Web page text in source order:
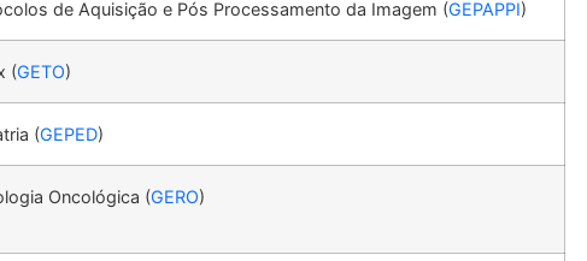
de Aquisição e Pós Processamento da Imagem (GEPAPPI)
(GETO)
(GEPED)
Oncológica (GERO)